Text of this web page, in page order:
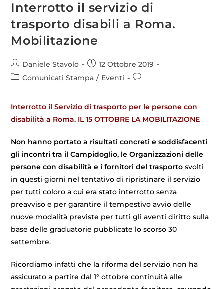
Interrotto il servizio di
trasporto disabili a Roma.
Mobilitazione
Daniele Stavolo
12 Ottobre 2019
Comunicati Stampa / Eventi
Interrotto il Servizio di trasporto per le persone con
disabilità a Roma. IL 15 OTTOBRE LA MOBILITAZIONE
Non hanno portato a risultati concreti e soddisfacenti
gli incontri tra il Campidoglio, le Organizzazioni delle
persone con disabilità e i fornitori del trasporto svolti
in questi giorni nel tentativo di ripristinare il servizio
per tutti coloro a cui era stato interrotto senza
preavviso e per garantire il tempestivo avvio delle
nuove modalità previste per tutti gli aventi diritto sulla
base delle graduatorie pubblicate lo scorso 30
settembre.
Ricordiamo infatti che la riforma del servizio non ha
assicurato a partire dal 1° ottobre continuità alle